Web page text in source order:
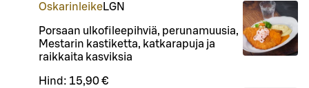
OskarinleikeLGN
Porsaan ulkofileepihviä, perunamuusia,
Mestarin kastiketta, katkarapuja ja
raikkaita kasviksia
Hind: 15,90 €